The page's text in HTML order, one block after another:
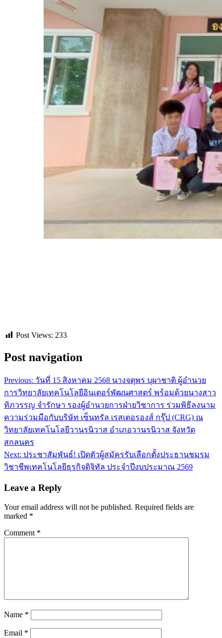
Post Views: 233
Post navigation
Previous: วันที่ 15 สิงหาคม 2568 นางจตุพร บุผาชาติ ผู้อำนวย
การวิทยาลัยเทคโนโลยีอินเตอร์พัฒนศาสตร์ พร้อมด้วยนางสาว
ทิภวรรญ จำรักษา รองผู้อำนวยการฝ่ายวิชาการ ร่วมพิธีลงนาม
ความร่วมมือกับบริษัท เซ็นทรัล เรสเตอรองส์ กรุ๊ป (CRG) ณ
วิทยาลัยเทคโนโลยีวานรนิวาส อำเภอวานรนิวาส จังหวัด
สกลนคร
Next: ประชาสัมพันธ์! เปิดตัวผู้สมัครรับเลือกตั้งประธานชมรม
วิชาชีพเทคโนโลยีธุรกิจดิจิทัล ประจำปีงบประมาณ 2569
Leave a Reply
Your email address will not be published. Required fields are
marked *
Comment *
Name *
Email *